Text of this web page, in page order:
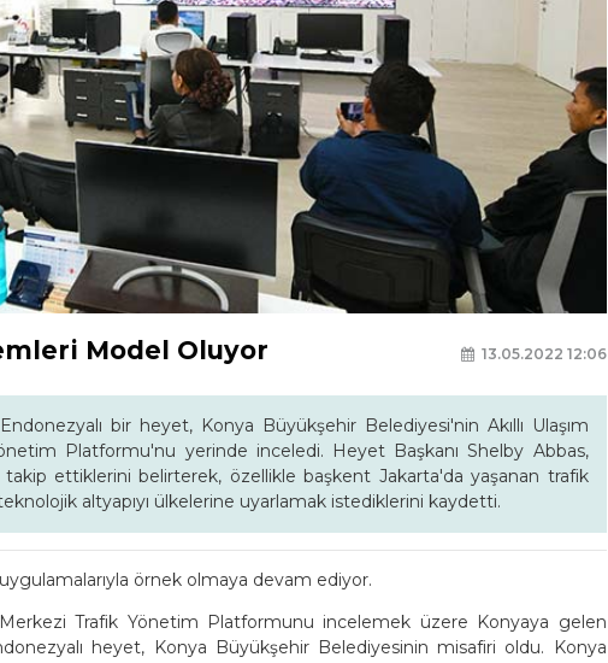
Model Oluyor 13.05.2022 12:06
bir heyet, Konya Büyükşehir Belediyesi'nin Akıllı Ulaşım
Platformu'nu yerinde inceledi. Heyet Başkanı Shelby Abbas,
ettiklerini belirterek, özellikle başkent Jakarta'da yaşanan trafik
altyapıyı ülkelerine uyarlamak istediklerini kaydetti.
örnek olmaya devam ediyor.
Trafik Yönetim Platformunu incelemek üzere Konyaya gelen
heyet, Konya Büyükşehir Belediyesinin misafiri oldu. Konya